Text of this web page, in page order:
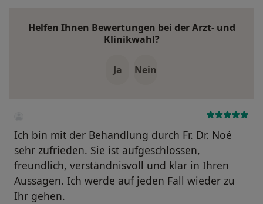
Helfen Ihnen Bewertungen bei der Arzt- und
Klinikwahl?
Ja Nein
Ich bin mit der Behandlung durch Fr. Dr. Noé
sehr zufrieden. Sie ist aufgeschlossen,
freundlich, verständnisvoll und klar in Ihren
Aussagen. Ich werde auf jeden Fall wieder zu
Ihr gehen.